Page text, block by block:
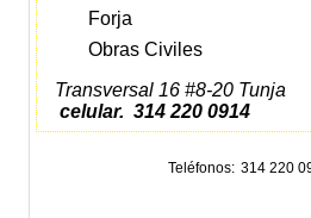
Forja
Obras Civiles
Transversal 16 #8-20 Tunja
celular. 314 220 0914
Teléfonos 314 220